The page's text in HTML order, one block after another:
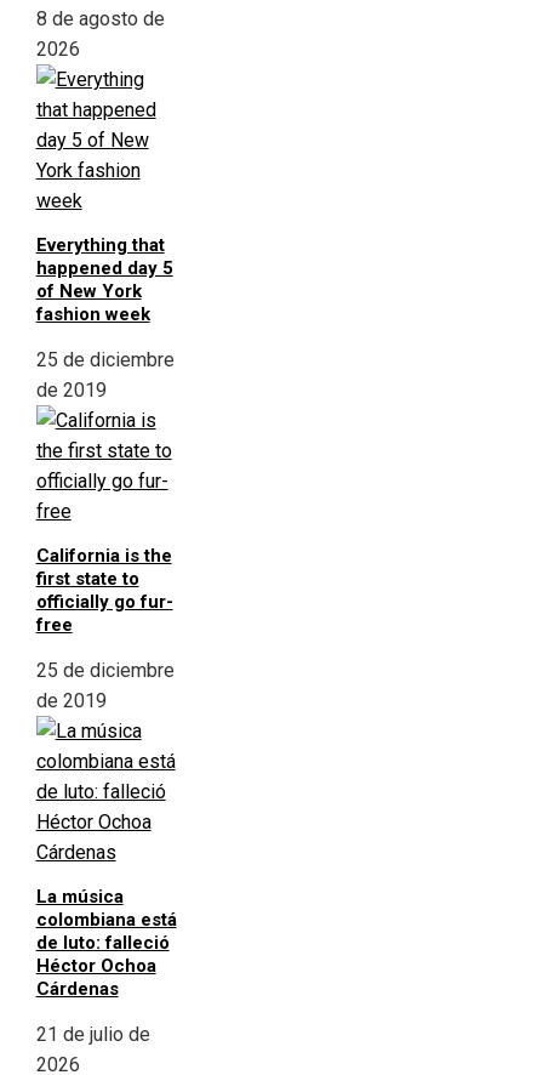
8 de agosto de
2026
Everything that
happened day 5
of New York
fashion week
25 de diciembre
de 2019
California is the
first state to
officially go fur-
free
25 de diciembre
de 2019
La música
colombiana está
de luto: falleció
Héctor Ochoa
Cárdenas
21 de julio de
2026